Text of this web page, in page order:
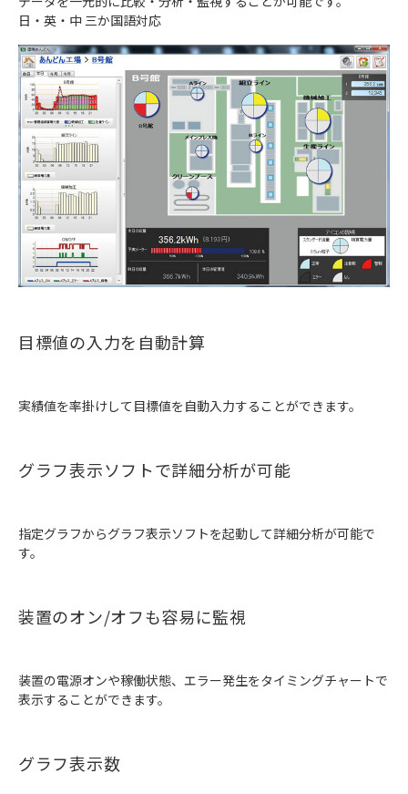
日・英・中 三か国語対応
目標値の入力を自動計算
実績値を率掛けして目標値を自動入力することができます。
グラフ表示ソフトで詳細分析が可能
指定グラフからグラフ表示ソフトを起動して詳細分析が可能で
す。
装置のオン/オフも容易に監視
装置の電源オンや稼働状態、エラー発生をタイミングチャートで
表示することができます。
グラフ表示数